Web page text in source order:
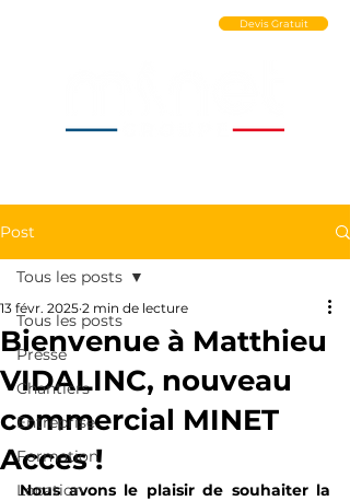
Devis Gratuit
Post
Tous les posts
Presse
Chantiers
Entreprise
Formation
Location
Tous les posts
Bienvenue à Matthieu
VIDALINC, nouveau
commercial MINET
Acces !
13 févr. 2025 2 min de lecture
Nous avons le plaisir de souhaiter la